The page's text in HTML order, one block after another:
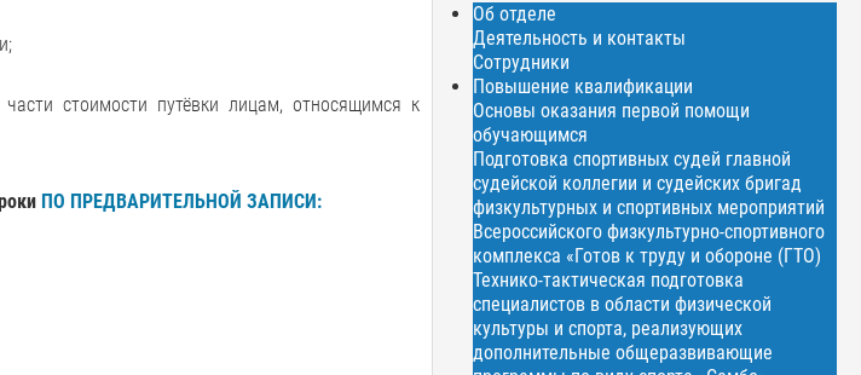
стоимости путёвки лицам, относящимся к
ПО ПРЕДВАРИТЕЛЬНОЙ ЗАПИСИ:
Об отделе
Деятельность и контакты
Сотрудники
Повышение квалификации
Основы оказания первой помощи
обучающимся
Подготовка спортивных судей главной
судейской коллегии и судейских бригад
физкультурных и спортивных мероприятий
Всероссийского физкультурно-спортивного
комплекса «Готов к труду и обороне (ГТО)
Технико-тактическая подготовка
специалистов в области физической
культуры и спорта, реализующих
дополнительные общеразвивающие